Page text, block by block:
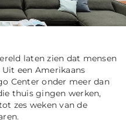
laten zien dat mensen
een Amerikaans
Center onder meer dan
thuis gingen werken,
zes weken van de